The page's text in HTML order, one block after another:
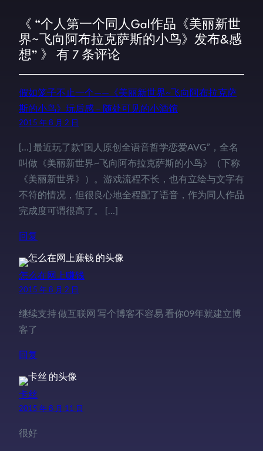
《 “个人第一个同人Gal作品《美丽新世
界~飞向阿布拉克萨斯的小鸟》发布&感
想” 》 有 7 条评论
假如笼子不止一个——《美丽新世界~飞向阿布拉克萨
斯的小鸟》玩后感 – 随处可见的小酒馆
2015 年 8 月 2 日
[…] 最近玩了款“国人原创全语音哲学恋爱AVG”，全名
叫做《美丽新世界~飞向阿布拉克萨斯的小鸟》（下称
《美丽新世界》）。游戏流程不长，也有立绘与文字有
不符的情况，但很良心地全程配了语音，作为同人作品
完成度可谓很高了。 […]
回复
怎么在网上赚钱
2015 年 8 月 2 日
继续支持 做互联网 写个博客不容易 看你09年就建立博
客了
回复
卡丝
2015 年 8 月 11 日
很好